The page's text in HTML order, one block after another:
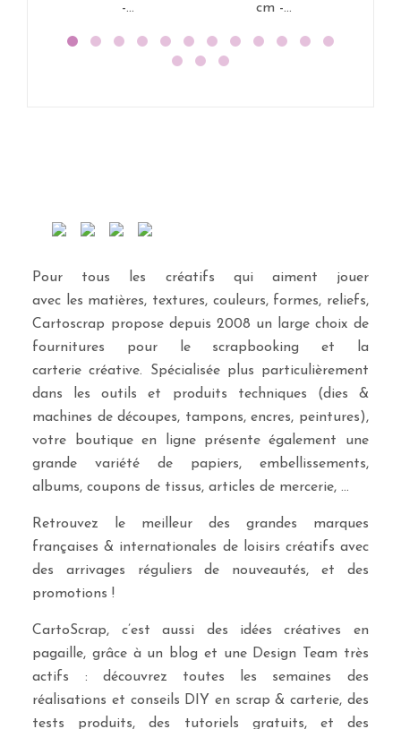
-...
cm -...
Pour tous les créatifs qui aiment jouer
avec les matières, textures, couleurs, formes, reliefs,
Cartoscrap propose depuis 2008 un large choix de
fournitures pour le scrapbooking et la
carterie créative. Spécialisée plus particulièrement
dans les outils et produits techniques (dies &
machines de découpes, tampons, encres, peintures),
votre boutique en ligne présente également une
grande variété de papiers, embellissements,
albums, coupons de tissus, articles de mercerie, …
Retrouvez le meilleur des grandes marques
françaises & internationales de loisirs créatifs avec
des arrivages réguliers de nouveautés, et des
promotions !
CartoScrap, c’est aussi des idées créatives en
pagaille, grâce à un blog et une Design Team très
actifs : découvrez toutes les semaines des
réalisations et conseils DIY en scrap & carterie, des
tests produits, des tutoriels gratuits, et des